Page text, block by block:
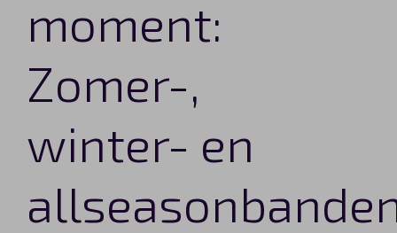
moment:
Zomer-,
winter- en
Vragen?
Contact